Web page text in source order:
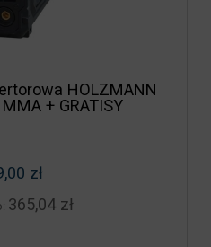
HOLZMANN
+ GRATISY
zł
365,04 zł